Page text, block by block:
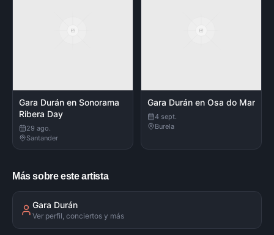
Gara Durán en Sonorama
Ribera Day
29 ago.
Santander
Gara Durán en Osa do Mar
4 sept.
Burela
Más sobre este artista
Gara Durán
Ver perfil, conciertos y más